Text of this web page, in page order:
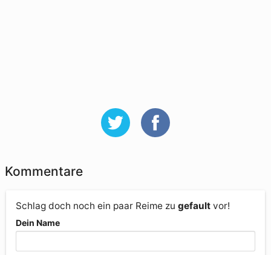
Kommentare
Schlag doch noch ein paar Reime zu gefault vor!
Dein Name